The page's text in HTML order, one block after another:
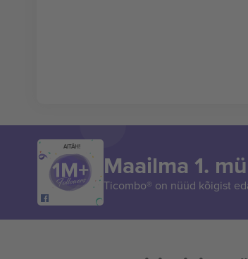
AITÄH!
Maailma 1.
Ticombo® on nüüd kõigist